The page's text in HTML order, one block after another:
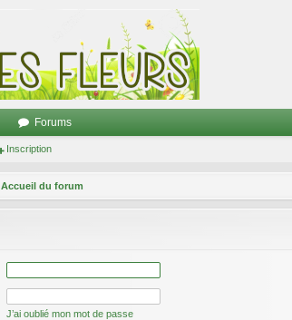
Forums
Inscription
Accueil du forum
J’ai oublié mon mot de passe